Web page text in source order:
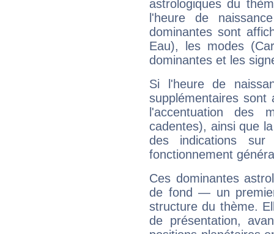
astrologiques du
l'heure de
dominantes sont
Eau), les modes
dominantes et les
Si l'heure de
supplémentaires sont
l'accentuation des
cadentes), ainsi que
des indications sur
fonctionnement
Ces dominantes
de fond — un
structure du thème.
de présentation,